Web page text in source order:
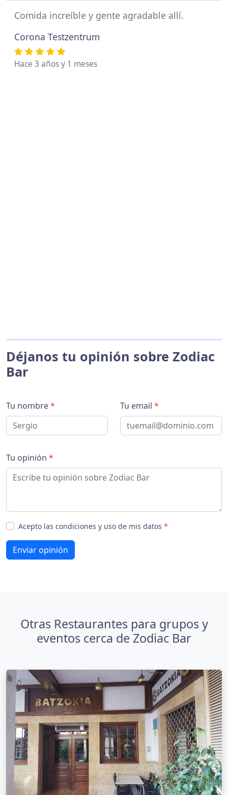
Comida increíble y gente agradable allí.
Corona Testzentrum
Hace 3 años y 1 meses
Déjanos tu opinión sobre Zodiac
Bar
Tu nombre* Tu email *
Tu opinión *
Acepto las condiciones y uso de mis datos *
Enviar opinión
Otras Restaurantes para grupos y
eventos cerca de Zodiac Bar